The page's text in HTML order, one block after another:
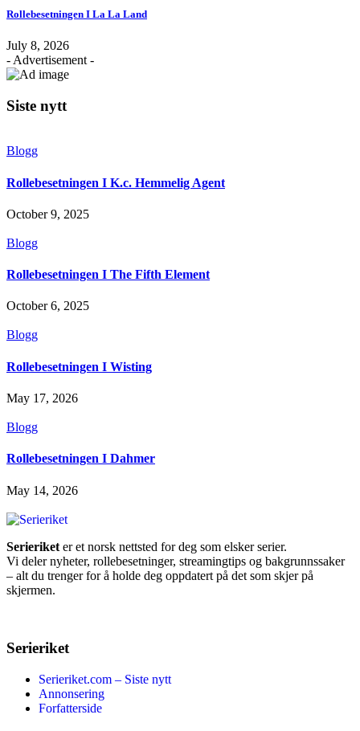
Rollebesetningen I La La Land
July 8, 2026
- Advertisement -
Siste nytt
Blogg
Rollebesetningen I K.c. Hemmelig Agent
October 9, 2025
Blogg
Rollebesetningen I The Fifth Element
October 6, 2025
Blogg
Rollebesetningen I Wisting
May 17, 2026
Blogg
Rollebesetningen I Dahmer
May 14, 2026
Serieriket er et norsk nettsted for deg som elsker serier.
Vi deler nyheter, rollebesetninger, streamingtips og bakgrunnssaker
– alt du trenger for å holde deg oppdatert på det som skjer på
skjermen.
Serieriket
Serieriket.com – Siste nytt
Annonsering
Forfatterside